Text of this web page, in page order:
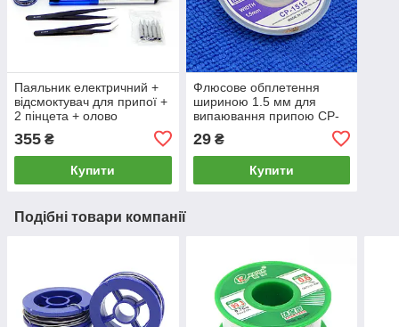
Паяльник електричний +
відсмоктувач для припої +
2 пінцета + олово
355 ₴
Купити
Флюсове обплетення
шириною 1.5 мм для
випаювання припою CP-
29₴
Купити
Подібні товари компанії